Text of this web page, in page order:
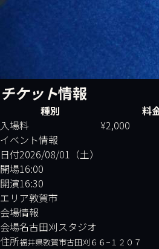
チケット情報
種別 料
入場料
¥2,000
イベント情報
日付2026/08/01（土）
開場16:00
開演16:30
エリア敦賀市
会場情報
会場名古田刈スタジオ
住所福井県敦賀市古田刈６６−１２０７